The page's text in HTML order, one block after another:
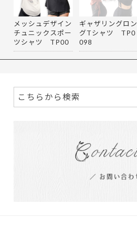
メッシュデザイン
チュニックスポー
ツシャツ TP00
79
ギャザリングロン
グTシャツ TP0
098